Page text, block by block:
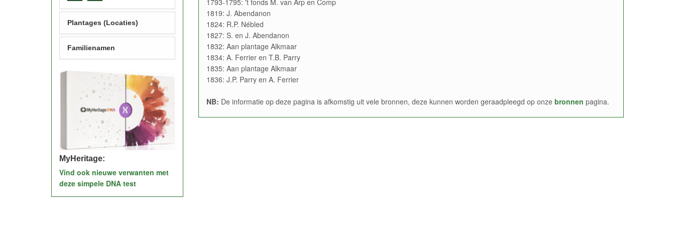
1793-1795: 't fonds M. van Arp en Comp
1819: J. Abendanon
1824: R.P. Nébled
1827: S. en J. Abendanon
1832: Aan plantage Alkmaar
1834: A. Ferrier en T.B. Parry
1835: Aan plantage Alkmaar
1836: J.P. Parry en A. Ferrier
NB: De informatie op deze pagina is afkomstig uit vele bronnen, deze kunnen worden geraadpleegd op onze bronnen pagina.
Plantages (Locaties)
Familienamen
MyHeritage:
Vind ook nieuwe verwanten met
deze simpele DNA test